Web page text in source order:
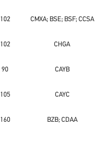
102 CMXA; BSE; BSF; CCSA
102 CHGA
90 CAYB
105 CAYC
160 BZB; CDAA